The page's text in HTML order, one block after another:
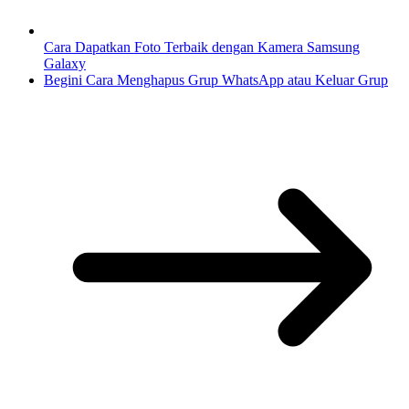
Cara Dapatkan Foto Terbaik dengan Kamera Samsung
Galaxy
Begini Cara Menghapus Grup WhatsApp atau Keluar Grup